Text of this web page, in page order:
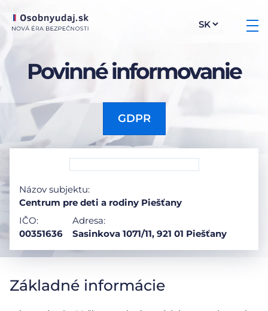
Povinné informovanie
GDPR
Názov subjektu:
Centrum pre deti a rodiny Piešťany
IČO:
00351636
Adresa:
Sasinkova 1071/11, 921 01 Piešťany
Základné informácie